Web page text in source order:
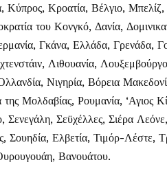
Κύπρος, Κροατία, Βέλγιο,
του Κονγκό, Δανία,
Γκάνα, Ελλάδα, Γρενάδα,
Λιθουανία,
Νιγηρία, Βόρεια
Μολδαβίας, Ρουμανία, ‘Αγιος
Σενεγάλη, Σεϋχέλλες, Σιέρα
Σουηδία, Ελβετία, Τιμόρ-Λέστε,
Βανουάτου.